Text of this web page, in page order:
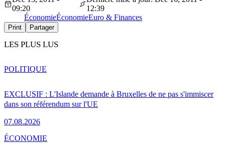
09:20
12:39
ÉconomieÉconomieEuro & Finances
Print Partager
LES PLUS LUS
EXCLUSIF : L'Islande demande à Bruxelles de ne pas s'immiscer
dans son référendum sur l'UE
07.08.2026
POLITIQUE
ÉCONOMIE